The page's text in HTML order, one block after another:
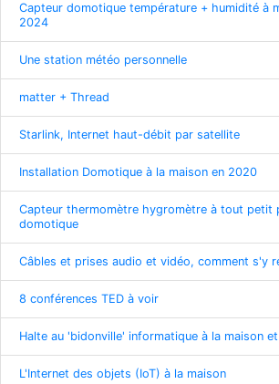
Capteur domotique température + humidité à
2024
Une station météo personnelle
matter + Thread
Starlink, Internet haut-débit par satellite
Installation Domotique à la maison en 2020
Capteur thermomètre hygromètre à tout petit
domotique
Câbles et prises audio et vidéo, comment s'y
8 conférences TED à voir
Halte au 'bidonville' informatique à la maison
L'Internet des objets (IoT) à la maison